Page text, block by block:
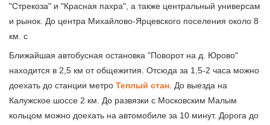
"Стрекоза" и "Красная пахра", а также центральный универсам
и рынок. До центра Михайлово-Ярцевского поселения около 8
км. с
Ближайшая автобусная остановка "Поворот на д. Юрово"
находится в 2,5 км от общежития. Отсюда за 1,5-2 часа можно
доехать до станции метро Теплый стан. До выезда на
Калужское шоссе 2 км. До развязки с Московским Малым
кольцом можно доехать на автомобиле за 10 минут. Дорога до